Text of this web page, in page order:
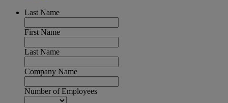
Last Name
First Name
Last Name
Company Name
Number of Employees